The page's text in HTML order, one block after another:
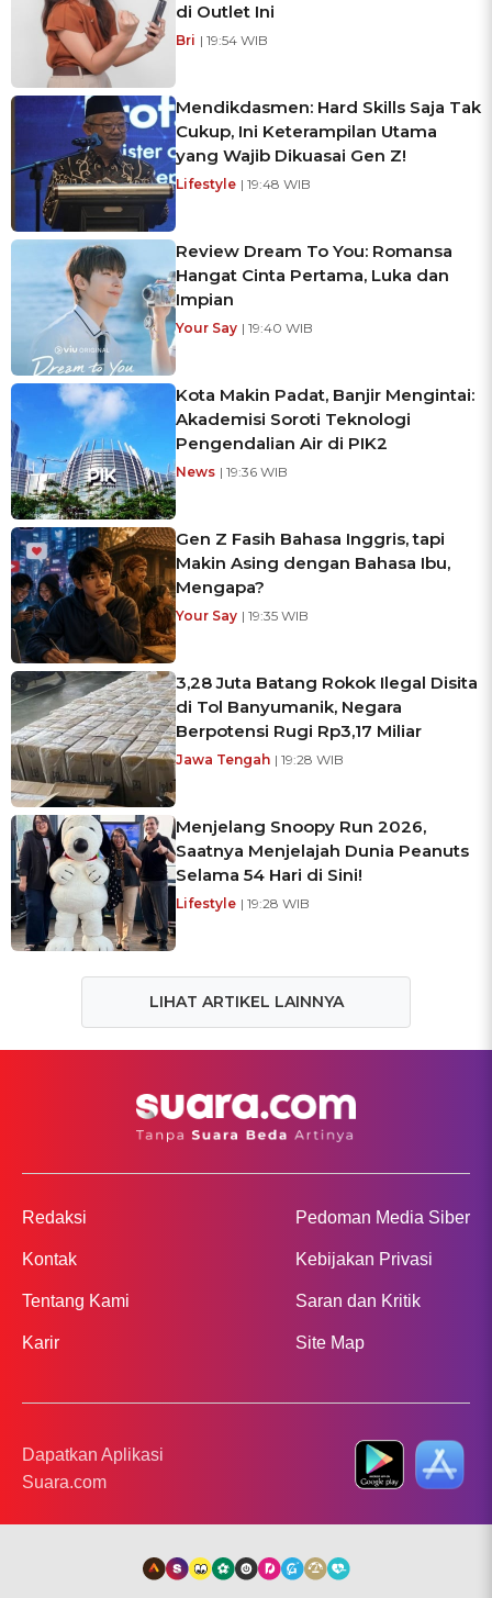
di Outlet Ini
Bri | 19:54 WIB
Mendikdasmen: Hard Skills Saja Tak
Cukup, Ini Keterampilan Utama
yang Wajib Dikuasai Gen Z!
Lifestyle | 19:48 WIB
Review Dream To You: Romansa
Hangat Cinta Pertama, Luka dan
Impian
Your Say | 19:40 WIB
Kota Makin Padat, Banjir Mengintai:
Akademisi Soroti Teknologi
Pengendalian Air di PIK2
News | 19:36 WIB
Gen Z Fasih Bahasa Inggris, tapi
Makin Asing dengan Bahasa Ibu,
Mengapa?
Your Say | 19:35 WIB
3,28 Juta Batang Rokok Ilegal Disita
di Tol Banyumanik, Negara
Berpotensi Rugi Rp3,17 Miliar
Jawa Tengah | 19:28 WIB
Menjelang Snoopy Run 2026,
Saatnya Menjelajah Dunia Peanuts
Selama 54 Hari di Sini!
Lifestyle | 19:28 WIB
LIHAT ARTIKEL LAINNYA
Redaksi
Kontak
Tentang Kami
Karir
Pedoman Media Siber
Kebijakan Privasi
Saran dan Kritik
Site Map
Dapatkan Aplikasi
Suara.com